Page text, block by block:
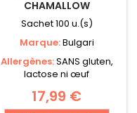
CHAMALLOW
Sachet 100 u.(s)
Marque:Bulgari
Allergènes:SANS gluten,
lactose ni œuf
17,99 €